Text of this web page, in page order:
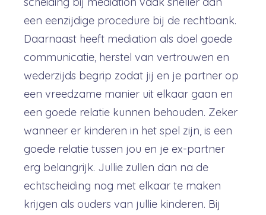
een eenzijdige procedure bij de rechtbank.
Daarnaast heeft mediation als doel goede
communicatie, herstel van vertrouwen en
wederzijds begrip zodat jij en je partner op
een vreedzame manier uit elkaar gaan en
een goede relatie kunnen behouden. Zeker
wanneer er kinderen in het spel zijn, is een
goede relatie tussen jou en je ex-partner
erg belangrijk. Jullie zullen dan na de
echtscheiding nog met elkaar te maken
krijgen als ouders van jullie kinderen. Bij